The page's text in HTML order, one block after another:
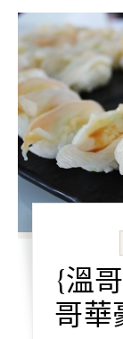
{溫
哥華